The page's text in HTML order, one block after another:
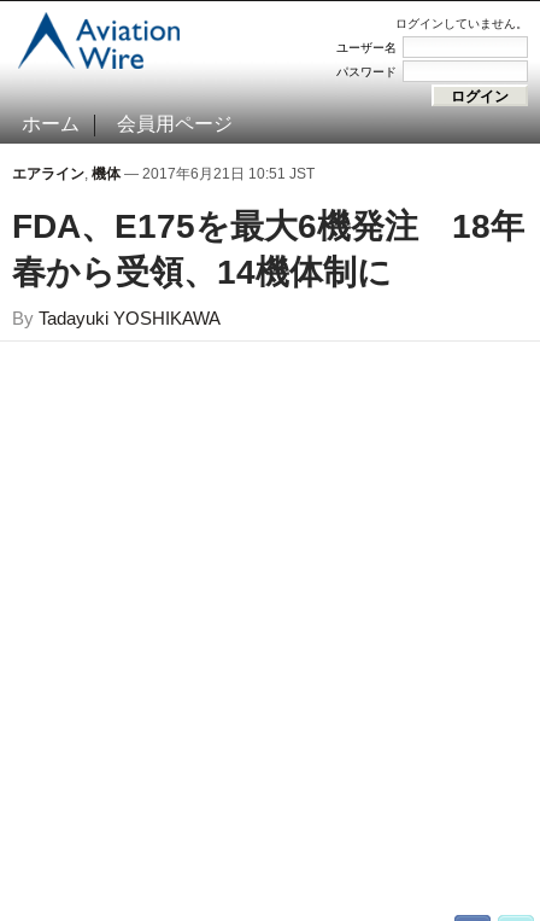
ログインしていません。
ユーザー名
パスワード
ホーム 会員用ページ
エアライン, 機体— 2017年6月21日 10:51 JST
FDA、E175を最大6機発注 18年
春から受領、14機体制に
By Tadayuki YOSHIKAWA